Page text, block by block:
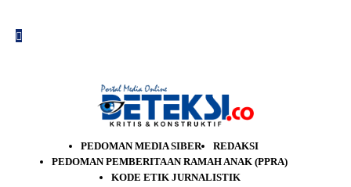
PEDOMAN MEDIA SIBER
REDAKSI
PEDOMAN PEMBERITAAN RAMAH ANAK (PPRA)
KODE ETIK JURNALISTIK